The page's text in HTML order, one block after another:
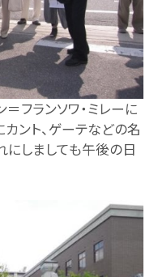
フランソワ・ミレーに
ト、ゲーテなどの名
しましても午後の日